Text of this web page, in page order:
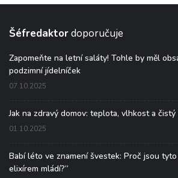
Šéfredaktordoporučuje
Zapomeňte na letní saláty! Tohle by měl
podzimní jídelníček
07.10.2025
Jak na zdravý domov: teplota, vlhkost a čistý
01.10.2025
Babí léto ve znamení švestek: Proč jsou
elixírem mládí?“